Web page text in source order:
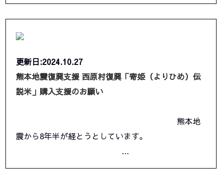
更新日:2024.10.27
熊本地震復興支援 西原村復興「寄姫（よりひめ）伝
説米」購入支援のお願い
熊本地
震から8年半が経とうとしています。
…